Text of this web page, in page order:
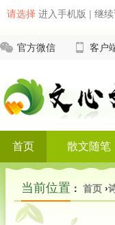
请选择 进入手机版 | 继
官方微信 客户
首页 散文随笔
当前位置 ： 首页 ›